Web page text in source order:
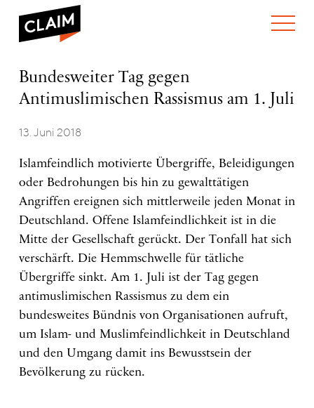
WIE WIR ARBEITEN
ARBEITEN BEI CLAIM
TRANSPARENZ
WAS WIR TUN
VERANSTALTUNGEN
PUBLIKATIONEN
SPENDEN
Bundesweiter
gegen
Rassismus
Bundesweiter Tag gegen
Antimuslimischen Rassismus am 1. Juli
13. Juni 2018
Islamfeindlich motivierte Übergriffe, Beleidigungen
oder Bedrohungen bis hin zu gewalttätigen
Angriffen ereignen sich mittlerweile jeden Monat in
Deutschland. Offene Islamfeindlichkeit ist in die
Mitte der Gesellschaft gerückt. Der Tonfall hat sich
verschärft. Die Hemmschwelle für tätliche
Übergriffe sinkt. Am 1. Juli ist der Tag gegen
antimuslimischen Rassismus zu dem ein
bundesweites Bündnis von Organisationen aufruft,
um Islam- und Muslimfeindlichkeit in Deutschland
und den Umgang damit ins Bewusstsein der
Bevölkerung zu rücken.